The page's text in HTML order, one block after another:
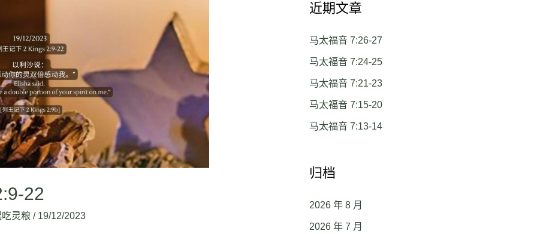
22
吃灵粮 / 19/12/2023
近期文章
马太福音 7:26-27
马太福音 7:24-25
马太福音 7:21-23
马太福音 7:15-20
马太福音 7:13-14
归档
2026 年 8 月
2026 年 7 月